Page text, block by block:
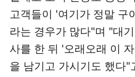
고객들이 '여기가 정말 구
라는 경우가 많다"며 "대
사를 한 뒤 '오래오래 이
을 남기고 가시기도 했다"